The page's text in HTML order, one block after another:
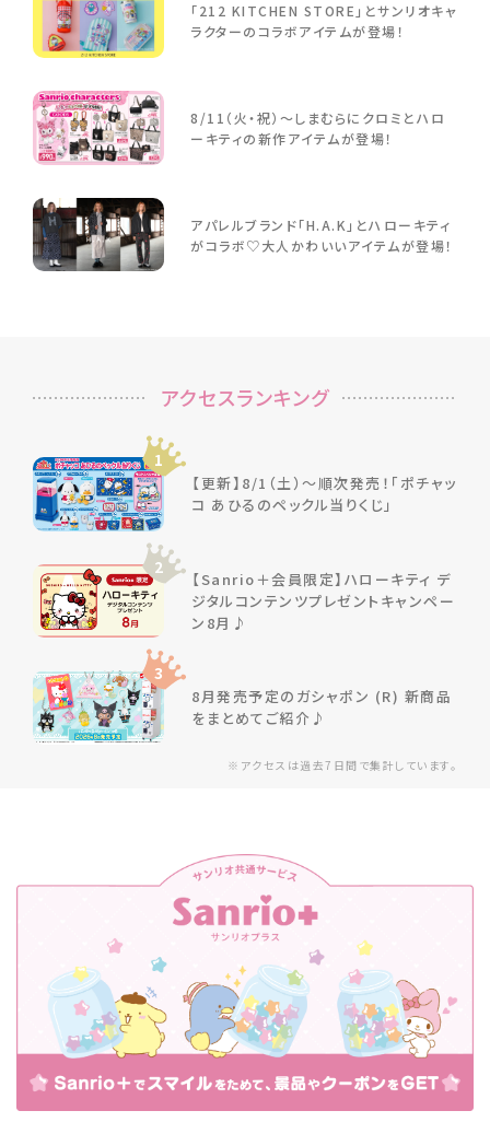
「212 KITCHEN STORE」とサンリオキャ
ラクターのコラボアイテムが登場！
8/11（火・祝）～しまむらにクロミとハロ
ーキティの新作アイテムが登場！
アパレルブランド「H.A.K」とハローキティ
がコラボ♡大人かわいいアイテムが登場！
※アクセスは過去7日間で集計しています。
アクセスランキング
1
【更新】8/1（土）～順次発売！「ポチャッ
コ あひるのペックル当りくじ」
2
【Sanrio＋会員限定】ハローキティ デ
ジタルコンテンツプレゼントキャンペー
ン8月♪
3
8月発売予定のガシャポン (R) 新商品
をまとめてご紹介♪